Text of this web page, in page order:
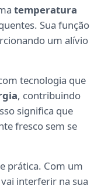
temperatura
Sua função
um alívio
tecnologia que
, contribuindo
significa que
fresco sem se
prática. Com um
interferir na sua